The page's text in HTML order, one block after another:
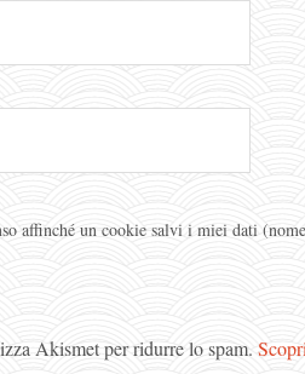
affinché un cookie salvi i miei dati
Akismet per ridurre lo spam.